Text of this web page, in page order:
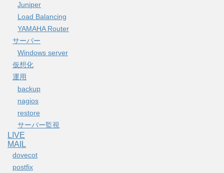
Juniper
Load Balancing
YAMAHA Router
サーバー
Windows server
仮想化
運用
backup
nagios
restore
サーバー監視
LIVE
MAIL
dovecot
postfix